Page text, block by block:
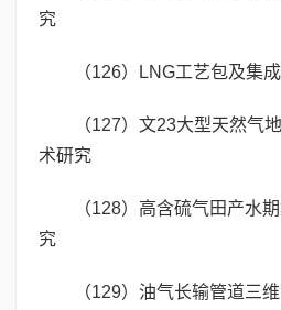
究
（126）LNG工艺包及集
（127）文23大型天然气
术研究
（128）高含硫气田产水
究
（129）油气长输管道三